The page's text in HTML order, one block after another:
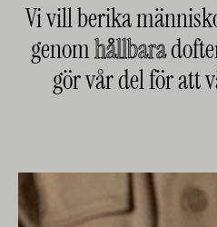
Vi vill berika
genomhållbara
gör vår del för att